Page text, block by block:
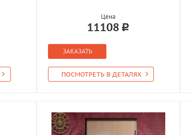
Цена
11108
ЗАКАЗАТЬ
ПОСМОТРЕТЬ В ДЕТАЛЯХ